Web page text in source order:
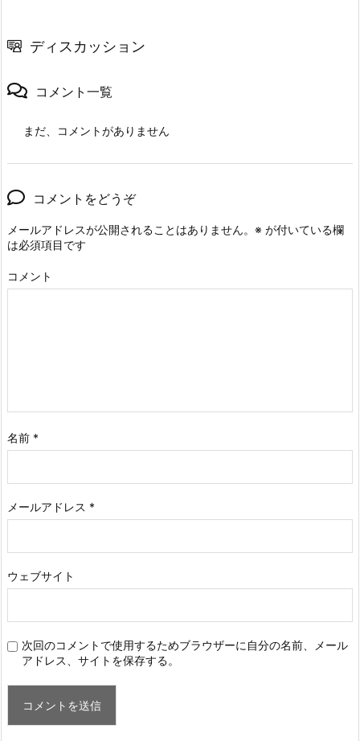
ディスカッション
コメント一覧
まだ、コメントがありません
コメントをどうぞ
メールアドレスが公開されることはありません。 ※ が付いている欄
は必須項目です
コメント
名前 *
メールアドレス *
ウェブサイト
次回のコメントで使用するためブラウザーに自分の名前、メール
アドレス、サイトを保存する。